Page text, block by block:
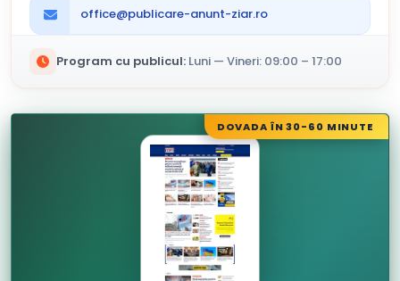
office@publicare-anunt-ziar.ro
Program cu publicul: Luni — Vineri: 09:00 – 17:00
DOVADA ÎN 30-60 MINUTE